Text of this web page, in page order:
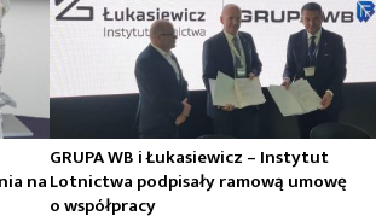
na
GRUPA WB i Łukasiewicz – Instytut
Lotnictwa podpisały ramową umowę
o współpracy